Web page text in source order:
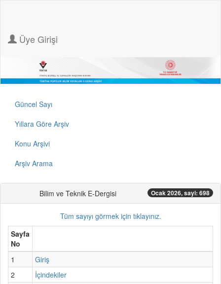
Üye Girişi
Güncel Sayı
Yıllara Göre Arşiv
Konu Arşivi
Arşiv Arama
Bilim ve Teknik E-Dergisi Ocak 2026, sayi: 698
Tüm sayıyı görmek için tıklayınız.
Sayfa
No
1
Giriş
2
İçindekiler